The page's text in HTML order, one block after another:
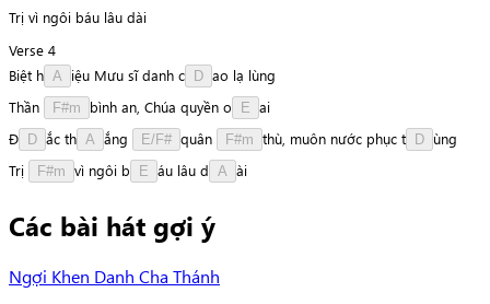
Trị vì ngôi báu lâu dài
Verse 4
Biệt h A iệu Mưu sĩ danh c D ao lạ lùng
Thần
F#m bình an, Chúa quyền o E ai
Đ
D ắc th A ắng E/F# quân F#m thù, muôn nước phục t D ùng
Trị
F#m vì ngôi b E áu lâu d A ài
Các bài hát gợi ý
Ngợi Khen Danh Cha Thánh